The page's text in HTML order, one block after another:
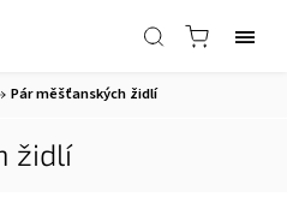
Pár měšťanských židlí
židlí